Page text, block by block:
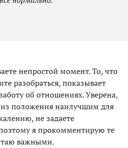
непростой момент. То, что
разобраться, показывает
об отношениях. Уверена,
из положения наилучшим для
не задаете
я прокомментирую те
важными.